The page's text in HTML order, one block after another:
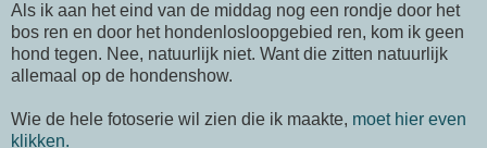
Als ik aan het eind van de middag nog een rondje door het
bos ren en door het hondenlosloopgebied ren, kom ik geen
hond tegen. Nee, natuurlijk niet. Want die zitten natuurlijk
allemaal op de hondenshow.
Wie de hele fotoserie wil zien die ik maakte, moet hier even
klikken.